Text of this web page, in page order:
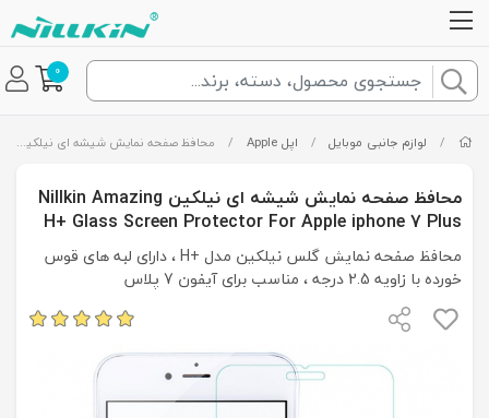
0
/ لوازم جانبی موبایل / اپل Apple / محافظ صفحه نمایش شیشه ای نیلکین Nillkin Amazing H+ Glass Screen Protector For Apple iphone 7 Plus
محافظ صفحه نمایش شیشه ای نیلکین Nillkin Amazing
H+ Glass Screen Protector For Apple iphone 7 Plus
محافظ صفحه نمایش گلس نیلکین مدل +H ، دارای لبه های قوس
خورده با زاویه 2.5 درجه ، مناسب برای آیفون 7 پلاس